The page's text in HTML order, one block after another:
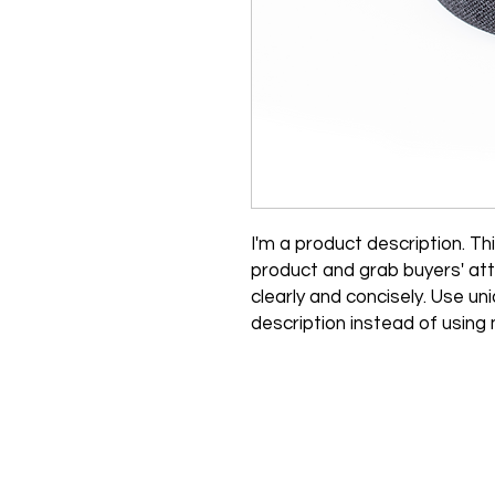
I'm a product description.
product and grab buyers'
clearly and concisely. Use
description instead of using